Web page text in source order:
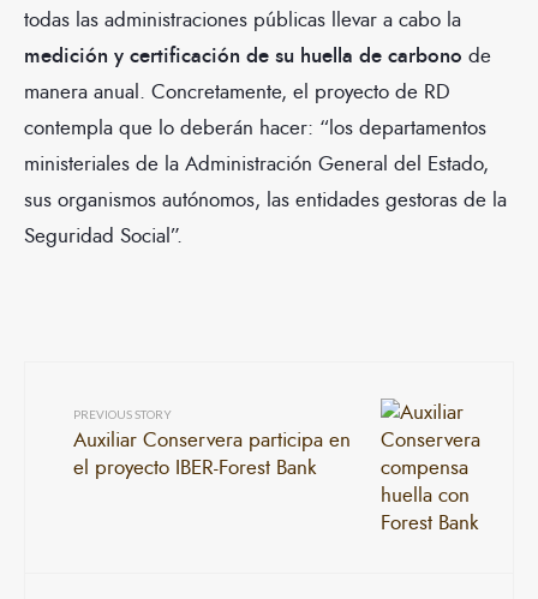
todas las administraciones públicas llevar a cabo la
medición y certificación de su huella de carbono de
manera anual. Concretamente, el proyecto de RD
contempla que lo deberán hacer: “los departamentos
ministeriales de la Administración General del Estado,
sus organismos autónomos, las entidades gestoras de la
Seguridad Social”.
PREVIOUS STORY
Auxiliar Conservera participa en
el proyecto IBER-Forest Bank